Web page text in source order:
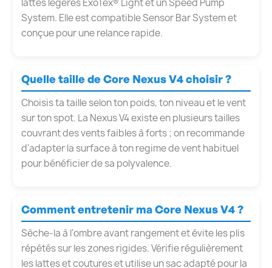
lattes légères ExoTex® Light et un Speed Pump
System. Elle est compatible Sensor Bar System et
conçue pour une relance rapide.
Quelle taille de Core Nexus V4 choisir ?
Choisis ta taille selon ton poids, ton niveau et le vent
sur ton spot. La Nexus V4 existe en plusieurs tailles
couvrant des vents faibles à forts ; on recommande
d'adapter la surface à ton regime de vent habituel
pour bénéficier de sa polyvalence.
Comment entretenir ma Core Nexus V4 ?
Sèche-la à l'ombre avant rangement et évite les plis
répétés sur les zones rigides. Vérifie régulièrement
les lattes et coutures et utilise un sac adapté pour la